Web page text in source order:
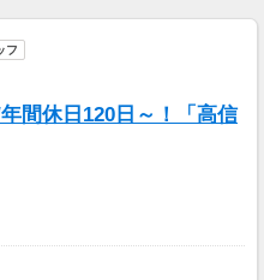
フ
間休日120日～！「高信